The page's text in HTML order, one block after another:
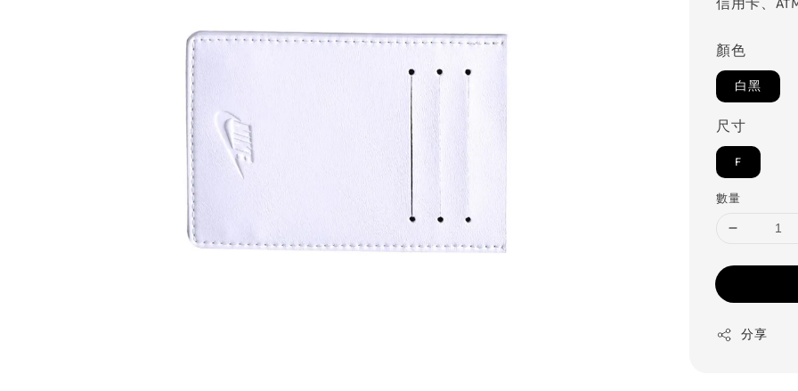
顏色
白黑
尺寸
F
數量
分享